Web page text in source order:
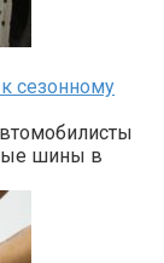
сезонному
шины в